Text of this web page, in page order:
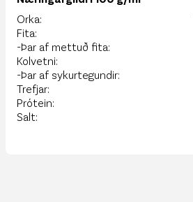
Orka:
Fita:
-Þar af mettuð fita:
Kolvetni:
-Þar af sykurtegundir:
Trefjar:
Prótein:
Salt: